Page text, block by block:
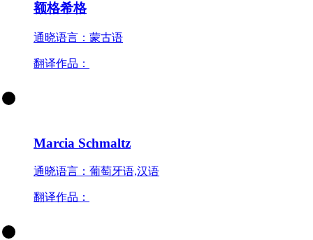
额格希格
通晓语言：蒙古语
翻译作品：
Marcia Schmaltz
通晓语言：葡萄牙语,汉语
翻译作品：